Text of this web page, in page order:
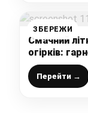
ЗБЕРЕЖИ
Смачний
огірків:
гарніру,
Перейти →